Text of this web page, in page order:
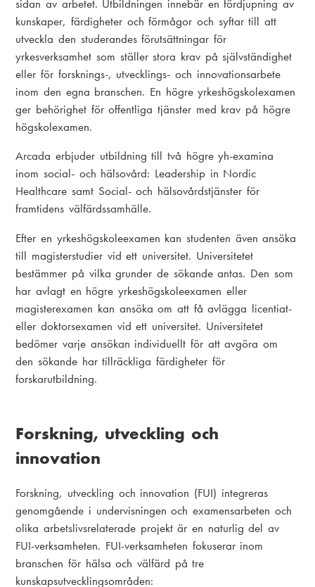
sidan av arbetet. Utbildningen innebär en fördjupning av
kunskaper, färdigheter och förmågor och syftar till att
utveckla den studerandes förutsättningar för
yrkesverksamhet som ställer stora krav på självständighet
eller för forsknings-, utvecklings- och innovationsarbete
inom den egna branschen. En högre yrkeshögskolexamen
ger behörighet för offentliga tjänster med krav på högre
högskolexamen.
Arcada erbjuder utbildning till två högre yh-examina
inom social- och hälsovård: Leadership in Nordic
Healthcare samt Social- och hälsovårdstjänster för
framtidens välfärdssamhälle.
Efter en yrkeshögskoleexamen kan studenten även ansöka
till magisterstudier vid ett universitet. Universitetet
bestämmer på vilka grunder de sökande antas. Den som
har avlagt en högre yrkeshögskoleexamen eller
magisterexamen kan ansöka om att få avlägga licentiat-
eller doktorsexamen vid ett universitet. Universitetet
bedömer varje ansökan individuellt för att avgöra om
den sökande har tillräckliga färdigheter för
forskarutbildning.
Forskning, utveckling och
innovation
Forskning, utveckling och innovation (FUI) integreras
genomgående i undervisningen och examensarbeten och
olika arbetslivsrelaterade projekt är en naturlig del av
FUI-verksamheten. FUI-verksamheten fokuserar inom
branschen för hälsa och välfärd på tre
kunskapsutvecklingsområden: